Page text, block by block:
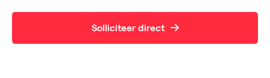
Solliciteer direct